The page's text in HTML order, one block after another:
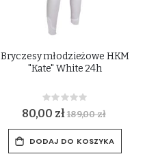
Bryczesy młodzieżowe HKM
"Kate" White 24h
Rating:
0%
80,00 zł189,00 zł
DODAJ DO KOSZYKA